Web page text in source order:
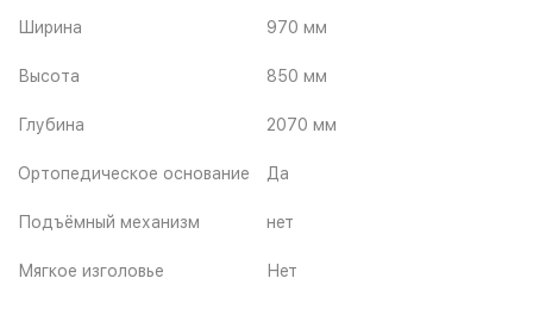
Ширина 970 мм
Высота 850 мм
Глубина 2070 мм
Ортопедическое основание Да
Подъёмный механизм нет
Мягкое изголовье Нет